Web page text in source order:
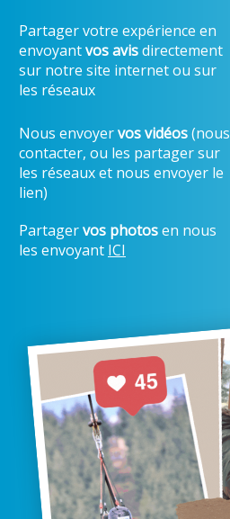
Partager votre expérience en
envoyantvos avisdirectement
sur notre site internet ou sur
les réseaux
Nous envoyervos vidéos(nous
contacter, ou les partager sur
les réseaux et nous envoyer le
lien)
Partagervos photosen nous
les envoyant ICI